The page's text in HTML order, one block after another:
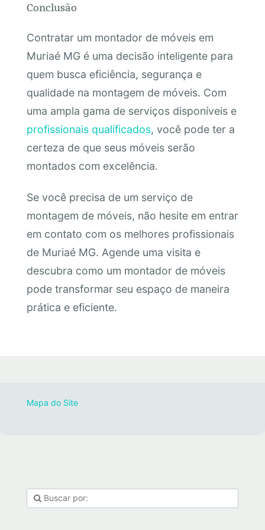
Conclusão
Contratar um montador de móveis em
Muriaé MG é uma decisão inteligente para
quem busca eficiência, segurança e
qualidade na montagem de móveis. Com
uma ampla gama de serviços disponíveis e
profissionais qualificados, você pode ter a
certeza de que seus móveis serão
montados com excelência.
Se você precisa de um serviço de
montagem de móveis, não hesite em entrar
em contato com os melhores profissionais
de Muriaé MG. Agende uma visita e
descubra como um montador de móveis
pode transformar seu espaço de maneira
prática e eficiente.
Mapa do Site